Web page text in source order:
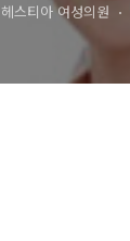
헤스티아 여성의원